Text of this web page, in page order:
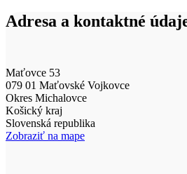
Adresa a kontaktné
Maťovce 53
079 01 Maťovské Vojkovce
Okres Michalovce
Košický kraj
Slovenská republika
Zobraziť na mape